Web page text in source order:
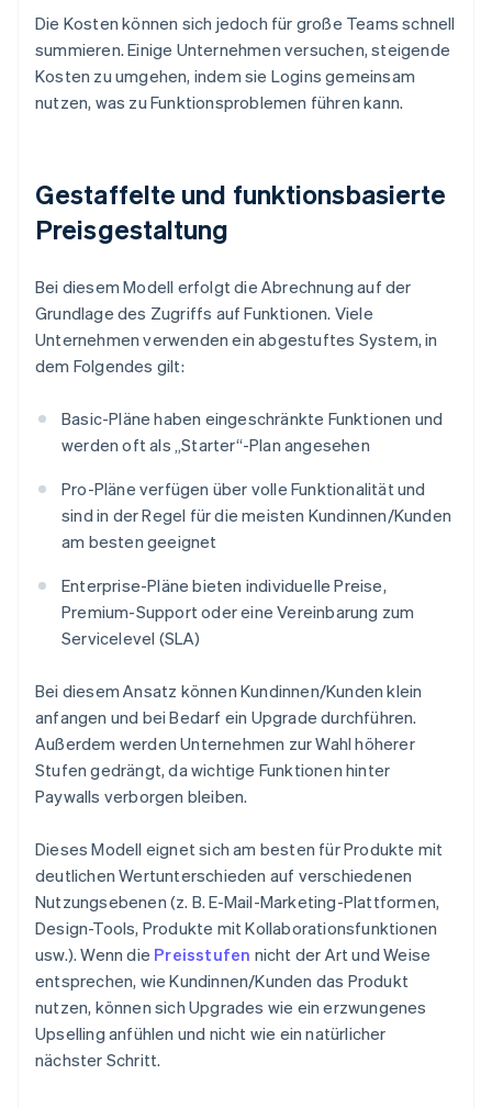
Die Kosten können sich jedoch für große Teams schnell
summieren. Einige Unternehmen versuchen, steigende
Kosten zu umgehen, indem sie Logins gemeinsam
nutzen, was zu Funktionsproblemen führen kann.
Gestaffelte und funktionsbasierte
Preisgestaltung
Bei diesem Modell erfolgt die Abrechnung auf der
Grundlage des Zugriffs auf Funktionen. Viele
Unternehmen verwenden ein abgestuftes System, in
dem Folgendes gilt:
Basic-Pläne haben eingeschränkte Funktionen und
werden oft als „Starter“-Plan angesehen
Pro-Pläne verfügen über volle Funktionalität und
sind in der Regel für die meisten Kundinnen/Kunden
am besten geeignet
Enterprise-Pläne bieten individuelle Preise,
Premium-Support oder eine Vereinbarung zum
Servicelevel (SLA)
Bei diesem Ansatz können Kundinnen/Kunden klein
anfangen und bei Bedarf ein Upgrade durchführen.
Außerdem werden Unternehmen zur Wahl höherer
Stufen gedrängt, da wichtige Funktionen hinter
Paywalls verborgen bleiben.
Dieses Modell eignet sich am besten für Produkte mit
deutlichen Wertunterschieden auf verschiedenen
Nutzungsebenen (z. B. E-Mail-Marketing-Plattformen,
Design-Tools, Produkte mit Kollaborationsfunktionen
usw.). Wenn die Preisstufen nicht der Art und Weise
entsprechen, wie Kundinnen/Kunden das Produkt
nutzen, können sich Upgrades wie ein erzwungenes
Upselling anfühlen und nicht wie ein natürlicher
nächster Schritt.